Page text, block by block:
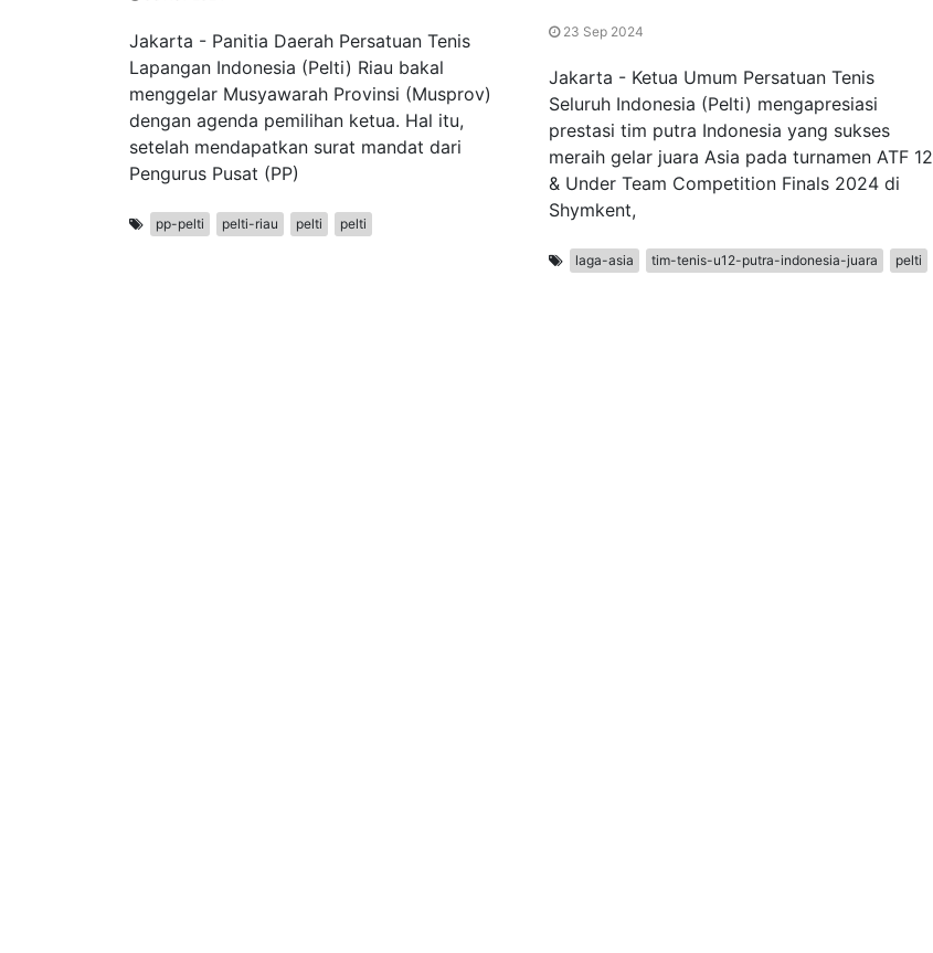
Jakarta - Panitia Daerah Persatuan Tenis
Lapangan Indonesia (Pelti) Riau bakal
menggelar Musyawarah Provinsi (Musprov)
dengan agenda pemilihan ketua. Hal itu,
setelah mendapatkan surat mandat dari
Pengurus Pusat (PP)
pp-pelti pelti-riau pelti pelti
23 Sep 2024
Jakarta - Ketua Umum Persatuan Tenis
Seluruh Indonesia (Pelti) mengapresiasi
prestasi tim putra Indonesia yang sukses
meraih gelar juara Asia pada turnamen ATF 12
& Under Team Competition Finals 2024 di
Shymkent,
laga-asia tim-tenis-u12-putra-indonesia-juara pelti